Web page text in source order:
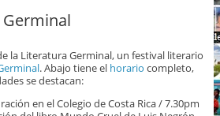
la Literatura Germinal, un festival literario
. Abajo tiene el horario completo,
se destacan:
en el Colegio de Costa Rica / 7.30pm